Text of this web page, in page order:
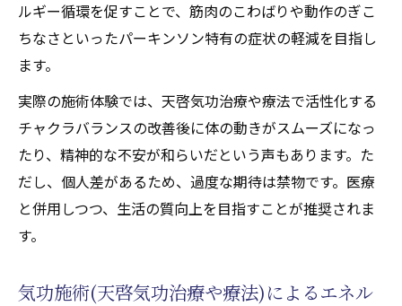
ルギー循環を促すことで、筋肉のこわばりや動作のぎこ
ちなさといったパーキンソン特有の症状の軽減を目指し
ます。
実際の施術体験では、天啓気功治療や療法で活性化する
チャクラバランスの改善後に体の動きがスムーズになっ
たり、精神的な不安が和らいだという声もあります。た
だし、個人差があるため、過度な期待は禁物です。医療
と併用しつつ、生活の質向上を目指すことが推奨されま
す。
気功施術(天啓気功治療や療法)によるエネル